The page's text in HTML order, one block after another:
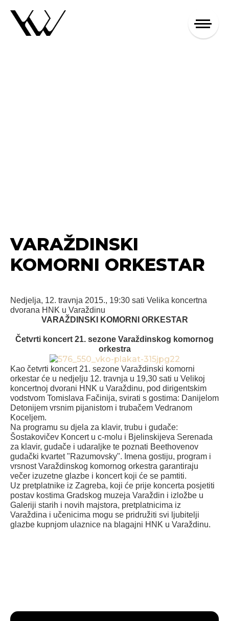
VARAŽDINSKI
KOMORNI ORKESTAR
Nedjelja, 12. travnja 2015., 19:30 sati Velika koncertna
dvorana HNK u Varaždinu
VARAŽDINSKI KOMORNI ORKESTAR
Četvrti koncert 21. sezone Varaždinskog komornog
orkestra
Kao četvrti koncert 21. sezone Varaždinski komorni
orkestar će u nedjelju 12. travnja u 19,30 sati u Velikoj
koncertnoj dvorani HNK u Varaždinu, pod dirigentskim
vodstvom Tomislava Fačinija, svirati s gostima: Danijelom
Detonijem vrsnim pijanistom i trubačem Vedranom
Koceljem.
Na programu su djela za klavir, trubu i gudače:
Šostakovičev Koncert u c-molu i Bjelinskijeva Serenada
za klavir, gudače i udaraljke te poznati Beethovenov
gudački kvartet "Razumovsky". Imena gostiju, program i
vrsnost Varaždinskog komornog orkestra garantiraju
večer izuzetne glazbe i koncert koji će se pamtiti.
Uz pretplatnike iz Zagreba, koji će prije koncerta posjetiti
postav kostima Gradskog muzeja Varaždin i izložbe u
Galeriji starih i novih majstora, pretplatnicima iz
Varaždina i učenicima mogu se pridružiti svi ljubitelji
glazbe kupnjom ulaznice na blagajni HNK u Varaždinu.